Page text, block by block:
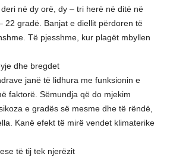
në dy orë, dy – tri herë në ditë në
22 gradë. Banjat e diellit përdoren të
Të pjesshme, kur plagët mbyllen
dhe bregdet
janë të lidhura me funksionin e
faktorë. Sëmundja që do mjekim
e gradës së mesme dhe të rëndë,
Kanë efekt të mirë vendet klimaterike
të tij tek njerëzit